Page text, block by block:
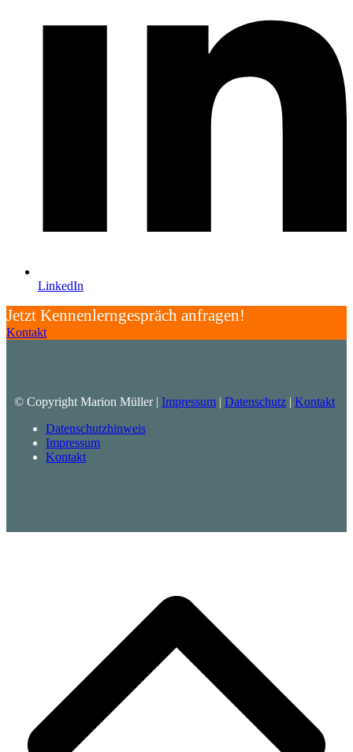
LinkedIn
Jetzt Kennenlerngespräch anfragen!
Kontakt
© Copyright Marion Müller | Impressum Datenschutz
Kontakt
Datenschutzhinweis
Impressum
Kontakt